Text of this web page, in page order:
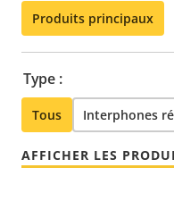
Produits principaux
Type :
Tous Interphones
AFFICHER LES